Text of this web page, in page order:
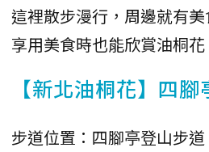
這裡散步漫行，周邊就有
享用美食時也能欣賞油桐花
【新北油桐花】四
步道位置：四腳亭登山步道